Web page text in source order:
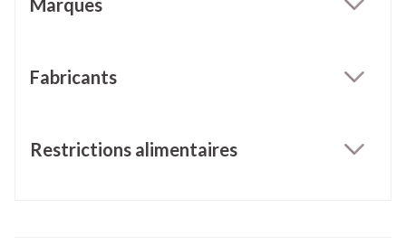
Marques
Fabricants
Restrictions alimentaires